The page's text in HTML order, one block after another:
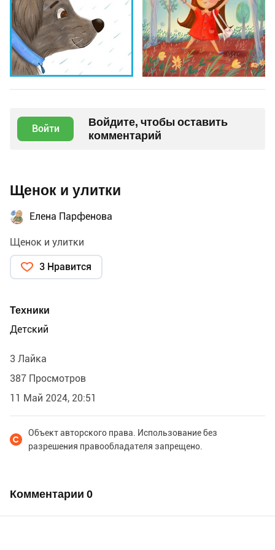
Войти
Войдите, чтобы оставить
комментарий
Щенок и улитки
Елена Парфенова
Щенок и улитки
3 Нравится
Техники
Детский
3 Лайка
387 Просмотров
11 Май 2024, 20:51
Объект авторского права. Использование без
разрешения правообладателя запрещено.
Комментарии 0